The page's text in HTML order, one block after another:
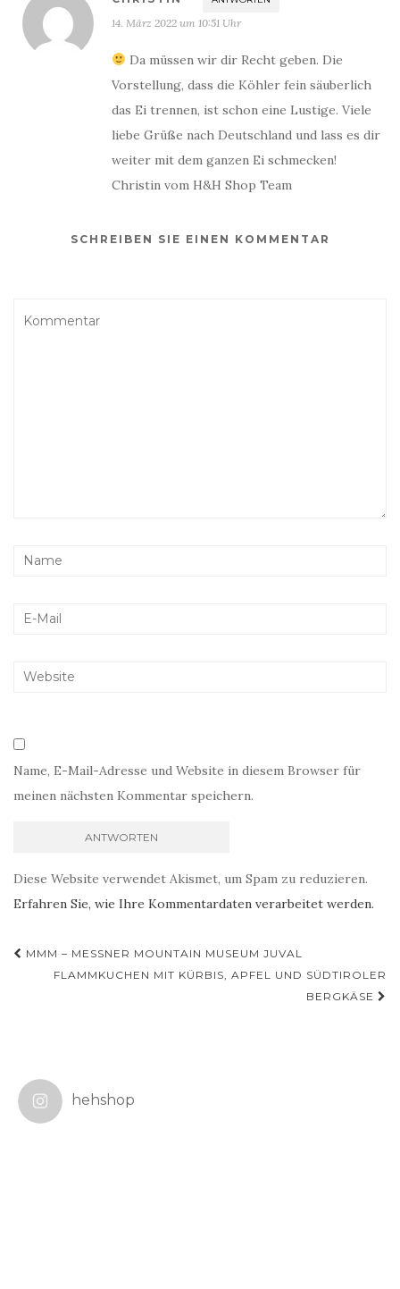
14. März 2022 um 10:51 Uhr
Da müssen wir dir Recht geben. Die
Vorstellung, dass die Köhler fein säuberlich
das Ei trennen, ist schon eine Lustige. Viele
liebe Grüße nach Deutschland und lass es dir
weiter mit dem ganzen Ei schmecken!
Christin vom H&H Shop Team
SCHREIBEN SIE EINEN KOMMENTAR
Name, E-Mail-Adresse und Website in diesem Browser für
meinen nächsten Kommentar speichern.
Diese Website verwendet Akismet, um Spam zu reduzieren.
Erfahren Sie, wie Ihre Kommentardaten verarbeitet werden.
Beitragsnavigation
MMM – MESSNER MOUNTAIN MUSEUM JUVAL
FLAMMKUCHEN MIT KÜRBIS, APFEL UND SÜDTIROLER
BERGKÄSE
hehshop